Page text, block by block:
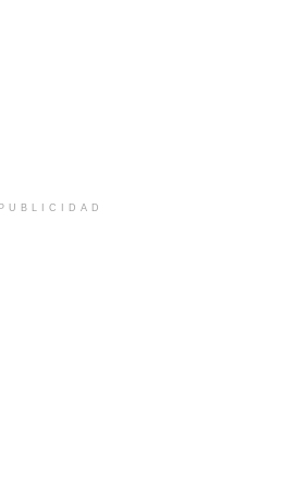
PUBLICIDAD